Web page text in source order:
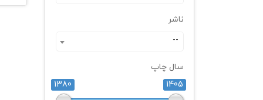
ناشر
--
سال چاپ
1380
1405